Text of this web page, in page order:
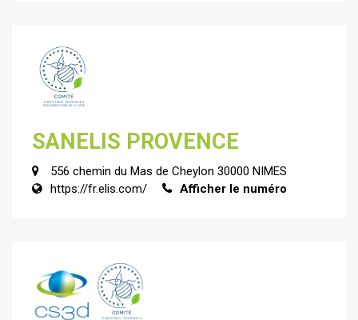
SANELIS PROVENCE
556 chemin du Mas de Cheylon 30000 NIMES
https://fr.elis.com/
Afficher le numéro